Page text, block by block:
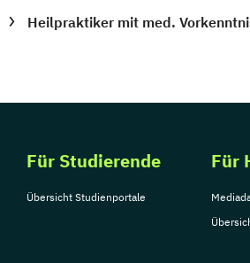
Heilpraktiker mit med.
Für Studierende
Übersicht Studienportale
Für